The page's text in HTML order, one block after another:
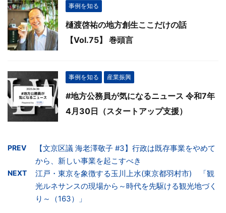
事例を知る
樋渡啓祐の地方創生ここだけの話
【Vol.75】 巻頭言
事例を知る 産業振興
#地方公務員が気になるニュース 令和7年
4月30日（スタートアップ支援）
PREV
【文京区議 海老澤敬子 #3】行政は既存事業をやめて
から、新しい事業を起こすべき
NEXT
江戸・東京を象徴する玉川上水(東京都羽村市) 「観
光ルネサンスの現場から～時代を先駆ける観光地づく
り～（163）」